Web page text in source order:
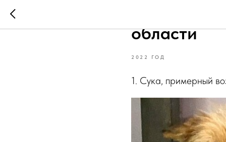
области
2022 ГОД
1. Сука, примерный